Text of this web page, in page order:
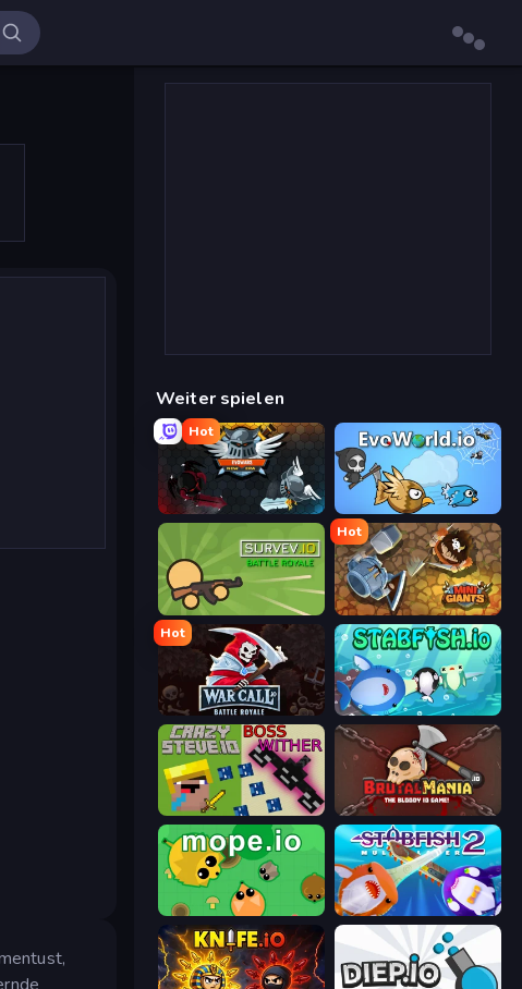
Weiter spielen
Hot
EvoWars.io
Survev.io
Hot
MiniGiants.io
Hot
WarCall.io Stabfish.io
CrazySteve.io BrutalMania.io (Brutal Mania)
Mope.io Stabfish 2